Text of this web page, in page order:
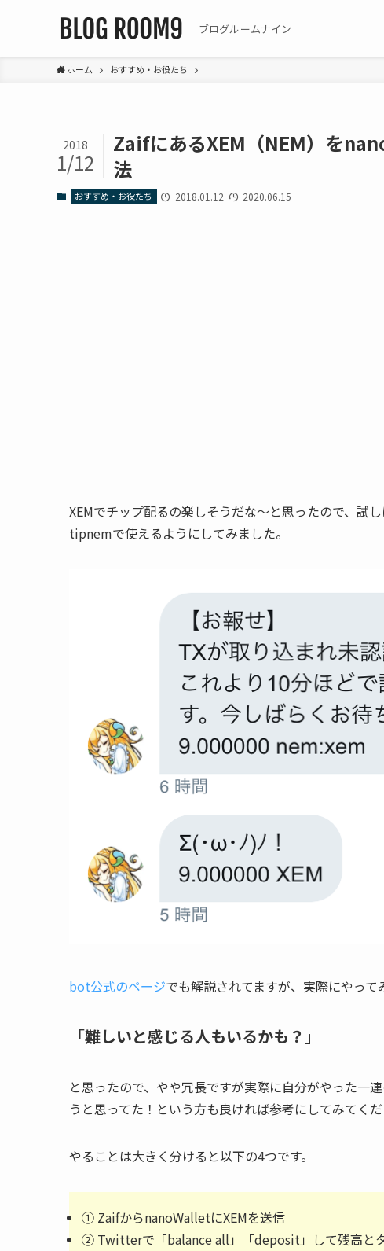
ブログルームナイン
ホーム おすすめ・お役たち
ZaifにあるXEM（NEM）を
法
2018
1/12
おすすめ・お役たち 2018.01.12 2020.06.15
XEMでチップ配るの楽しそうだな〜と思ったので、試
tipnemで使えるようにしてみました。
bot公式のページでも解説されてますが、実際にやって
「難しいと感じる人もいるかも？ 」
と思ったので、やや冗長ですが実際に自分がやった一
うと思ってた！という方も良ければ参考にしてみてくだ
やることは大きく分けると以下の4つです。
① ZaifからnanoWalletにXEMを送信
② Twitterで「balance all」「deposit」して残高と